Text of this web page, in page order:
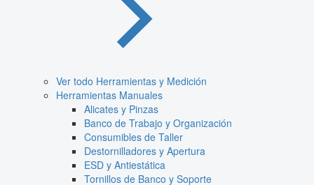
Ver todo Herramientas y Medición
Herramientas Manuales
Alicates y Pinzas
Banco de Trabajo y Organización
Consumibles de Taller
Destornilladores y Apertura
ESD y Antiestática
Tornillos de Banco y Soporte